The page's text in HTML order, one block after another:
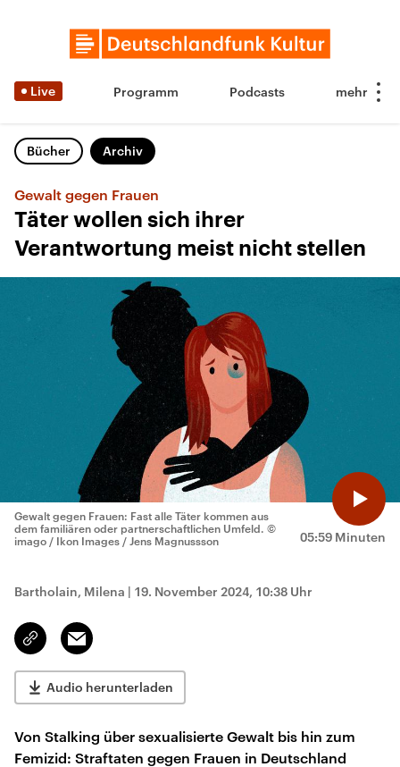
Live Programm Podcasts
Bücher Archiv
Gewalt gegen Frauen
Täter wollen sich ihrer
Verantwortung meist nicht stellen
05:59 Minuten
Gewalt gegen Frauen: Fast alle Täter kommen aus
dem familiären oder partnerschaftlichen Umfeld. ©
imago / Ikon Images / Jens Magnussson
Bartholain, Milena | 19. November 2024, 10:38 Uhr
Link
kopieren/teilen
Email
Audio herunterladen
Von Stalking über sexualisierte Gewalt bis hin zum
Femizid: Straftaten gegen Frauen in Deutschland